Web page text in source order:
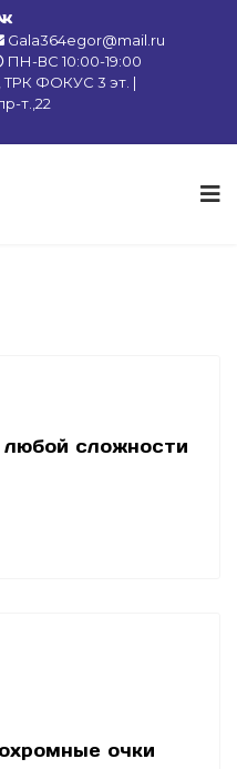
Gala364egor@mail.ru
ПН-ВС 10:00-19:00
ТРК ФОКУС 3 эт. |
т.,22
любой сложности
очки